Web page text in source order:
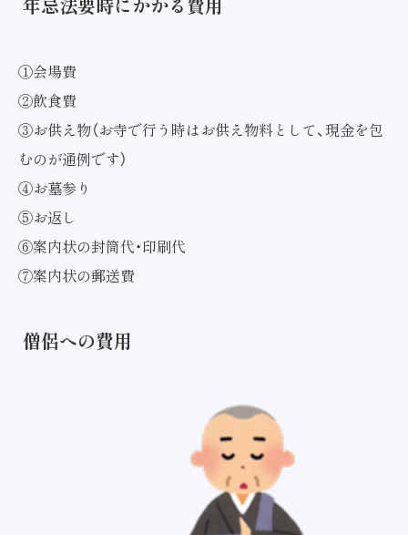
年忌法要時にかかる費用
①会場費
②飲食費
③お供え物（お寺で行う時はお供え物料として、現金を包
むのが通例です）
④お墓参り
⑤お返し
⑥案内状の封筒代・印刷代
⑦案内状の郵送費
僧侶への費用